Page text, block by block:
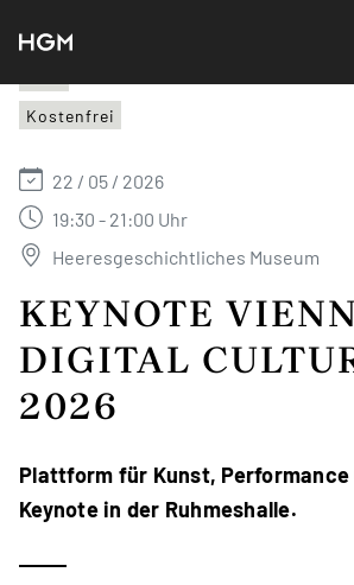
SKIPLINKS
Kostenfrei
22 / 05 / 2026
19:30 - 21:00 Uhr
Heeresgeschichtliches Museum
KEYNOTE
DIGITAL
2026
Plattform für Kunst, Performance
Keynote in der Ruhmeshalle.